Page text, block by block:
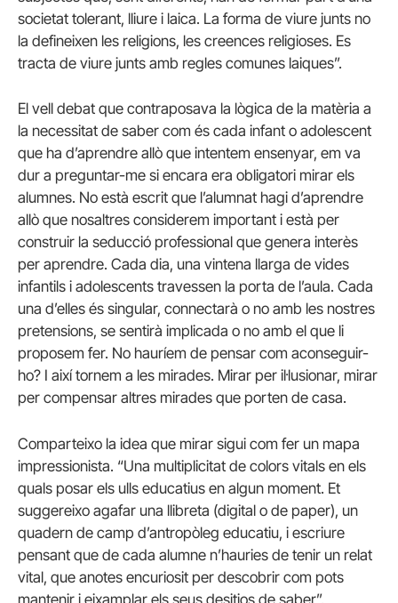
societat tolerant, lliure i laica. La forma de viure junts no
la defineixen les religions, les creences religioses. Es
tracta de viure junts amb regles comunes laiques”.
El vell debat que contraposava la lògica de la matèria a
la necessitat de saber com és cada infant o adolescent
que ha d’aprendre allò que intentem ensenyar, em va
dur a preguntar-me si encara era obligatori mirar els
alumnes. No està escrit que l’alumnat hagi d’aprendre
allò que nosaltres considerem important i està per
construir la seducció professional que genera interès
per aprendre. Cada dia, una vintena llarga de vides
infantils i adolescents travessen la porta de l’aula. Cada
una d’elles és singular, connectarà o no amb les nostres
pretensions, se sentirà implicada o no amb el que li
proposem fer. No hauríem de pensar com aconseguir-
ho? I així tornem a les mirades. Mirar per il·lusionar, mirar
per compensar altres mirades que porten de casa.
Comparteixo la idea que mirar sigui com fer un mapa
impressionista. “Una multiplicitat de colors vitals en els
quals posar els ulls educatius en algun moment. Et
suggereixo agafar una llibreta (digital o de paper), un
quadern de camp d’antropòleg educatiu, i escriure
pensant que de cada alumne n’hauries de tenir un relat
vital, que anotes encuriosit per descobrir com pots
mantenir i eixamplar els seus desitjos de saber”.